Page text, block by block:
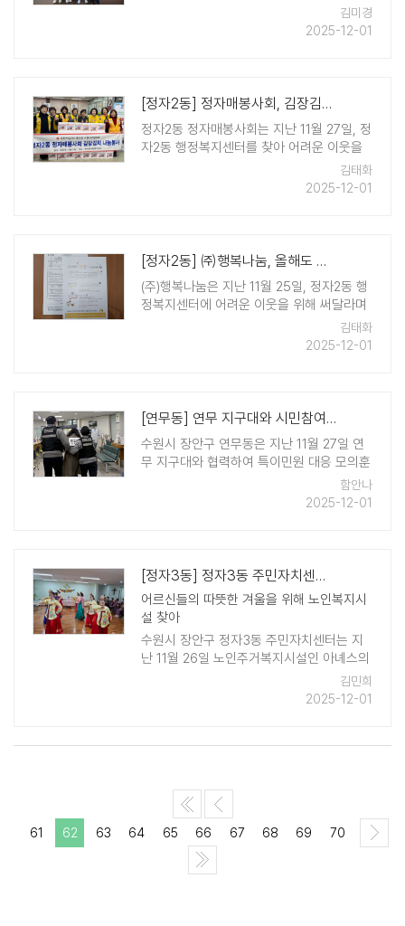
라며 사랑의 기탁성금 70만원을 전달했다.
이번 성금은 어린이집 원아들이 고사리 손으
김미경
2025-12-01
[정자2동] 정자매봉사회, 김장김치 기부 나눔
정자2동 정자매봉사회는 지난 11월 27일, 정
자2동 행정복지센터를 찾아 어려운 이웃을
위해 써달라며 김장김치 50박스를 기부했
다. 이날 전달식에서는 정자2동 정자매봉사
김태화
2025-12-01
[정자2동] ㈜행복나눔, 올해도 따뜻한 기부 이어가
(주)행복나눔은 지난 11월 25일, 정자2동 행
정복지센터에 어려운 이웃을 위해 써달라며
1,000,000원을 기부했다. 2024년에 이어
두 번째 기부를 해온 (주)행복나눔은 사회적
김태화
2025-12-01
[연무동] 연무 지구대와 시민참여 특이민원대응 모의훈련 실시
수원시 장안구 연무동은 지난 11월 27일 연
무 지구대와 협력하여 특이민원 대응 모의훈
련을 실시했다. 이번 훈련은 민원인의 폭언
및 기물파손 등 돌발상황에 대비하여 민원
함안나
2025-12-01
[정자3동] 정자3동 주민자치센터, 아녜스의 집에서 재능기부 공연 펼쳐
어르신들의 따뜻한 겨울을 위해 노인복지시
설 찾아
수원시 장안구 정자3동 주민자치센터는 지
난 11월 26일 노인주거복지시설인 아녜스의
집을 방문해 어르신들을 위한 따뜻한 재능기
부 공연을 펼쳤다. 공연은 통기타 동아리 '소
김민희
2025-12-01
61 62 63 64 65 66 67 68 69 70